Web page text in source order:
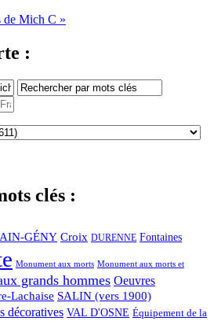
de Mich C »
:
clés :
GÉNY Croix DURENNE Fontaines
Monument aux morts Monument aux morts et
grands hommes Oeuvres
Lachaise SALIN (vers 1900)
décoratives VAL D'OSNE Équipement de la